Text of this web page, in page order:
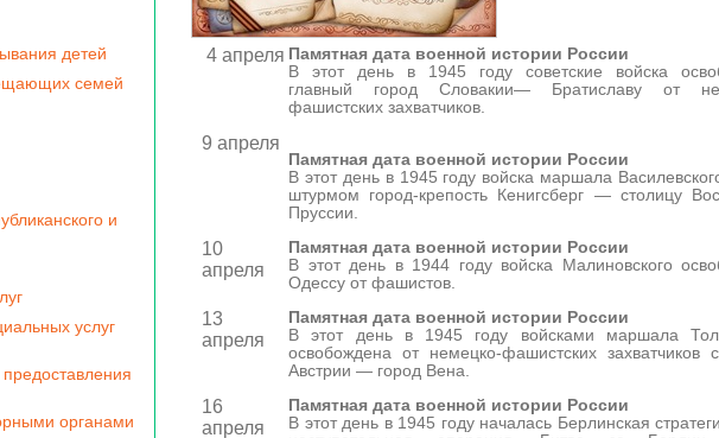
детей
семей
и
услуг
органами
4 апреля Памятная дата военной истории России
В этот день в 1945 году советские войска
главный город Словакии— Братиславу от
фашистских захватчиков.
9 апреля
Памятная дата военной истории России
В этот день в 1945 году войска маршала
штурмом город-крепость Кенигсберг — столицу
Пруссии.
10
апреля
Памятная дата военной истории России
В этот день в 1944 году войска Малиновского
Одессу от фашистов.
13
апреля
Памятная дата военной истории России
В этот день в 1945 году войсками маршала
освобождена от немецко-фашистских захватчиков
Австрии — город Вена.
16
апреля
Памятная дата военной истории России
В этот день в 1945 году началась Берлинская